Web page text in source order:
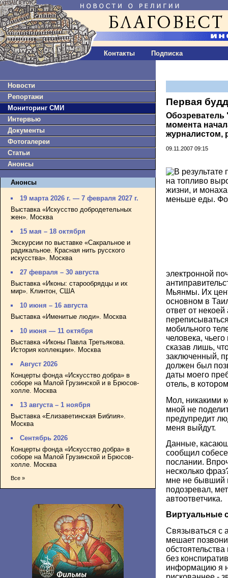
Контакты Подписка
Новости
Репортажи
Мониторинг СМИ
Интервью
Документы
Фотогалереи
Статьи
Анонсы
Анонсы
19 марта 2026 г. — 7 февраля 2027 г.
Выставка «Искусство добродетельных
жен». Москва
15 мая – 18 октября
Экскурсии по выставке «Сакральное и
радикальное. Красная нить русского
искусства». Москва
27 февраля – 30 августа
Выставка «Иконы: старообрядцы и их
мир». Клинтон, США
10 июня – 16 августа
Выставка «Именитые люди». Москва
10 июня — 11 октября
Выставка «Иконы Павла Третьякова.
История коллекции». Москва
Август 2026
Концерты фонда «Искусство добра» в
соборе на Малой Грузинской и в Брюсов-
холле. Москва
13 августа – 1 ноября
Выставка «Елизаветинская Библия».
Москва
Сентябрь 2026
Концерты фонда «Искусство добра» в
соборе на Малой Грузинской и Брюсов-
холле. Москва
Все »
Первая
момента
журналистом,
09.11.2007 09:15
электронной
Мьянмы. Их
основном в
ответ от
мобильного
человека,
сказав лишь,
заключенный,
должен был
даты моего
отель, в
Мол, никакими
мной не
предупредит
меня выйдут.
Данные,
сообщил
послании.
несколько
мне не бывший
подозревал,
автоответчика.
Виртуальные
Связываться с
мешает
без
информацию я